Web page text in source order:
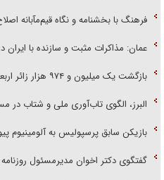
فرهنگ با بخشنامه و نگاه قیم‌مآبانه
عمان: مذاکرات مثبت و سازنده با ایران
بازگشت یک میلیون و ۹۷۴ هزار زائر اربعین به کشور
البرز، الگوی تاب‌آوری ملی و شتاب در
بازیکن سابق پرسپولیس به آلومینیوم
گفتگوی دکتر اخوان مدیرمسئول روزنامه